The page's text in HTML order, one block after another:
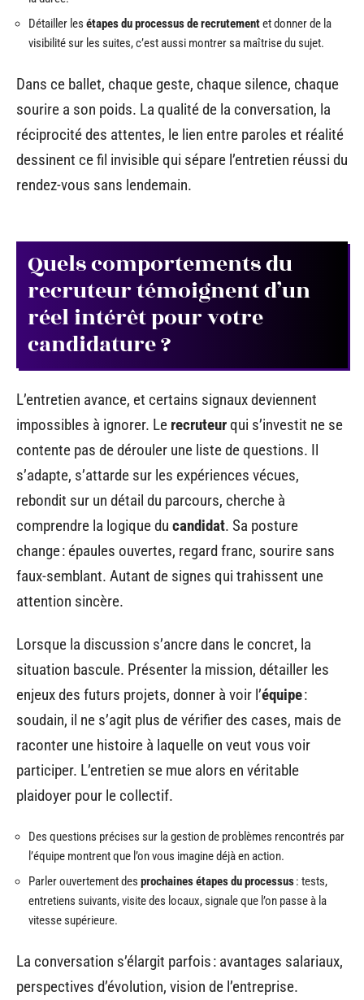
Détailler les étapes du processus de recrutementet donner de la
visibilité sur les suites, c’est aussi montrer sa maîtrise du sujet.
Dans ce ballet, chaque geste, chaque silence, chaque
sourire a son poids. La qualité de la conversation, la
réciprocité des attentes, le lien entre paroles et réalité
dessinent ce fil invisible qui sépare l’entretien réussi du
rendez-vous sans lendemain.
Quels comportements du
recruteur témoignent d’un
réel intérêt pour votre
candidature ?
L’entretien avance, et certains signaux deviennent
impossibles à ignorer. Le recruteurqui s’investit ne se
contente pas de dérouler une liste de questions. Il
s’adapte, s’attarde sur les expériences vécues,
rebondit sur un détail du parcours, cherche à
comprendre la logique du candidat. Sa posture
change : épaules ouvertes, regard franc, sourire sans
faux-semblant. Autant de signes qui trahissent une
attention sincère.
Lorsque la discussion s’ancre dans le concret, la
situation bascule. Présenter la mission, détailler les
enjeux des futurs projets, donner à voir l’équipe:
soudain, il ne s’agit plus de vérifier des cases, mais de
raconter une histoire à laquelle on veut vous voir
participer. L’entretien se mue alors en véritable
plaidoyer pour le collectif.
Des questions précises sur la gestion de problèmes rencontrés par
l’équipe montrent que l’on vous imagine déjà en action.
Parler ouvertement des prochaines étapes du processus: tests,
entretiens suivants, visite des locaux, signale que l’on passe à la
vitesse supérieure.
La conversation s’élargit parfois : avantages salariaux,
perspectives d’évolution, vision de l’entreprise.